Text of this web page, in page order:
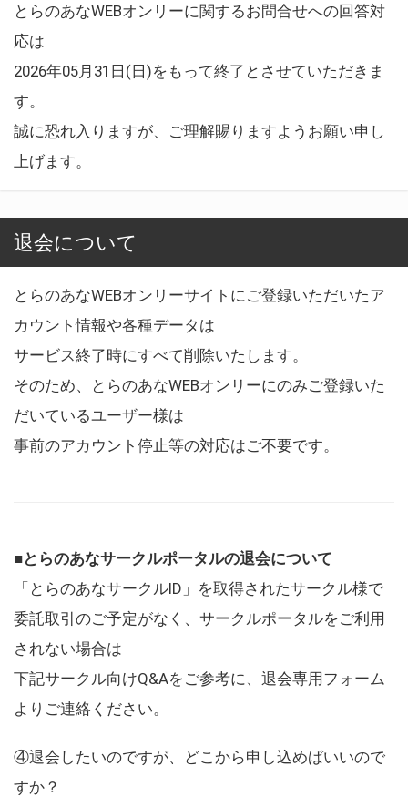
とらのあなWEBオンリーに関するお問合せへの回答対
応は
2026年05月31日(日)をもって終了とさせていただきま
す。
誠に恐れ入りますが、ご理解賜りますようお願い申し
上げます。
退会について
とらのあなWEBオンリーサイトにご登録いただいたア
カウント情報や各種データは
サービス終了時にすべて削除いたします。
そのため、とらのあなWEBオンリーにのみご登録いた
だいているユーザー様は
事前のアカウント停止等の対応はご不要です。
■とらのあなサークルポータルの退会について
「とらのあなサークルID」を取得されたサークル様で
委託取引のご予定がなく、サークルポータルをご利用
されない場合は
下記サークル向けQ&Aをご参考に、退会専用フォーム
よりご連絡ください。
④退会したいのですが、どこから申し込めばいいので
すか？